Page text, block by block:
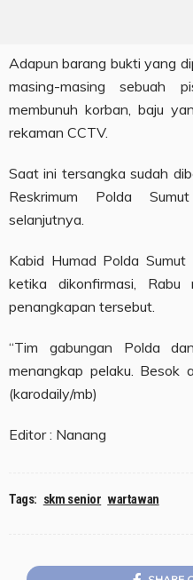
Adapun barang bukti yang
masing-masing sebuah
membunuh korban, baju
rekaman CCTV.
Saat ini tersangka sudah
Reskrimum Polda
selanjutnya.
Kabid Humad Polda
ketika dikonfirmasi, Rabu
penangkapan tersebut.
“Tim gabungan Polda
menangkap pelaku. Besok
(karodaily/mb)
Editor : Nanang
Tags: skm senior wartawan